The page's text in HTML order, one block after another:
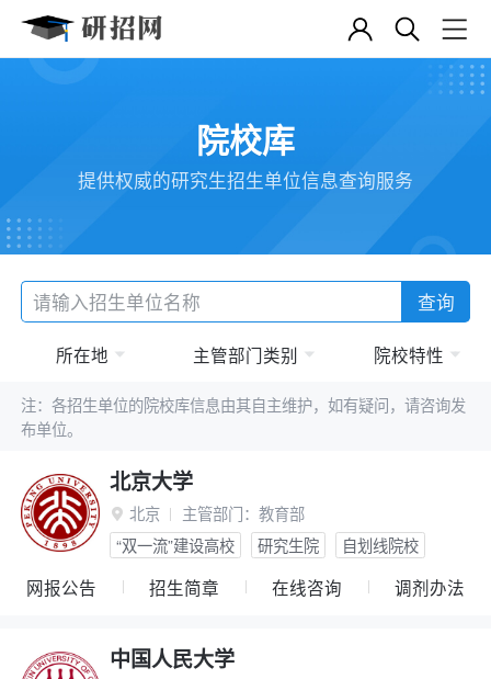
院校库
提供权威的研究生招生单位信息查询服务
查询
所在地 主管部门类别 院校特性
注：各招生单位的院校库信息由其自主维护，如有疑问，请咨询发
布单位。
北京大学
 北京 主管部门： 教育部
“双一流”建设高校
研究生院 自划线院校
网报公告 招生简章 在线咨询 调剂办法
中国人民大学